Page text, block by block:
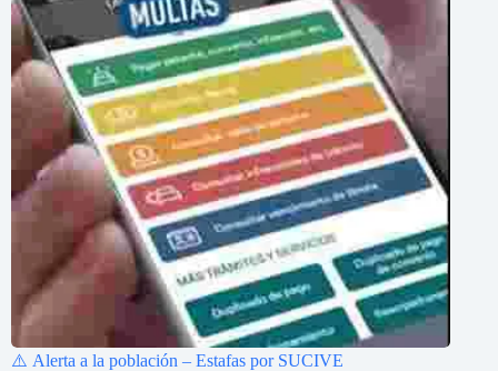
⚠️ Alerta a la población – Estafas por SUCIVE